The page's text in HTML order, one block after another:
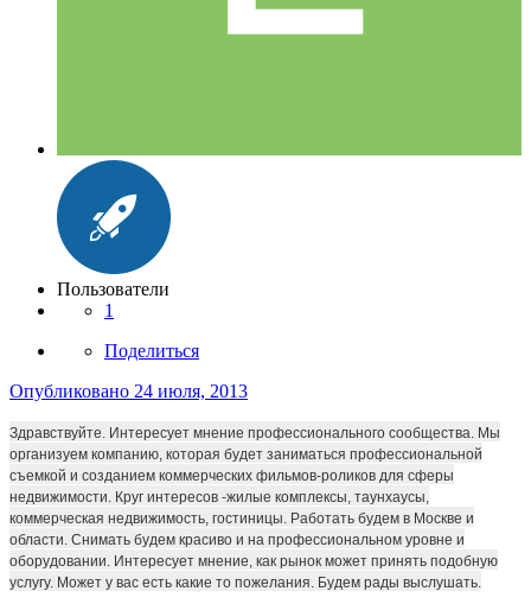
Пользователи
1
Поделиться
Опубликовано 24 июля, 2013
Здравствуйте. Интересует мнение профессионального сообщества. Мы
организуем компанию, которая будет заниматься профессиональной
съемкой и созданием коммерческих фильмов-роликов для сферы
недвижимости. Круг интересов -жилые комплексы, таунхаусы,
коммерческая недвижимость, гостиницы. Работать будем в Москве и
области. Снимать будем красиво и на профессиональном уровне и
оборудовании. Интересует мнение, как рынок может принять подобную
услугу. Может у вас есть какие то пожелания. Будем рады выслушать.